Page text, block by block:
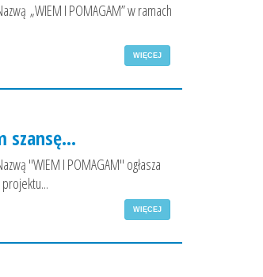
„WIEM I POMAGAM” w ramach
WIĘCEJ
szansę...
"WIEM I POMAGAM" ogłasza
projektu...
WIĘCEJ